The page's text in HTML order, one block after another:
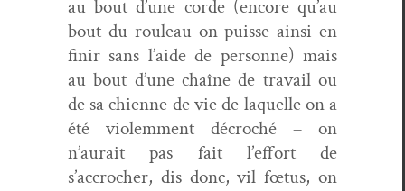
au bout d’une corde (encore qu’au
bout du rouleau on puisse ain­si en
finir sans l’aide de per­son­ne) mais
au bout d’une chaîne de tra­vail ou
de sa chi­enne de vie de laque­lle on a
été vio­lem­ment décroché – on
n’aurait pas fait l’effort de
s’accrocher, dis donc, vil fœtus, on